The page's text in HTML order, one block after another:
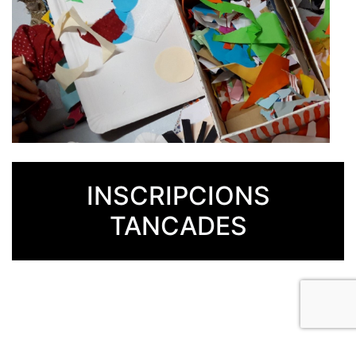
INSCRIPCIONS
TANCADES